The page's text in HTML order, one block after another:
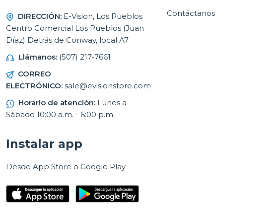
DIRECCIÓN: E-Vision, Los Pueblos
Centro Comercial Los Pueblos (Juan
Díaz) Detrás de Conway, local A7
Llámanos: (507) 217-7661
CORREO
ELECTRÓNICO: sale@evisionstore.com
Horario de atención: Lunes a
Sábado 10:00 a.m. - 6:00 p.m.
Contáctanos
Instalar app
Desde App Store o Google Play